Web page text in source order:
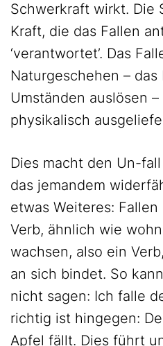
Schwerkraft wirkt. Die
Kraft, die das Fallen
‘verantwortet’. Das
Naturgeschehen –
Umständen auslösen
physikalisch
Dies macht den Un-
das jemandem
etwas Weiteres:
Verb, ähnlich wie
wachsen, also ein
an sich bindet. So
nicht sagen: Ich falle
richtig ist hingegen:
Apfel fällt. Dies führt